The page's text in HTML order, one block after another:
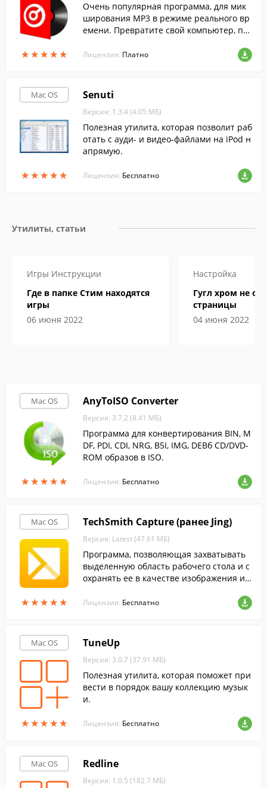
★★★★★
★★★★★
Очень популярная программа, для мик
ширования MP3 в режиме реального вр
емени. Превратите свой компьютер, по
студию.
Лицензия: Платно
Mac OS
★★★★★
★★★★★
Senuti
Версия: 1.3.4 (4.05 МБ)
Полезная утилита, которая позволит раб
отать с ауди- и видео-файлами на iPod н
апрямую.
Лицензия: Бесплатно
Утилиты, статьи
Игры Инструкции
Где в папке Стим находятся
игры
06 июня 2022
Настройка
Гугл хром не
страницы
04 июня 2022
Mac OS
★★★★★
★★★★★
AnyToISO Converter
Версия: 3.7.2 (8.41 МБ)
Программа для конвертирования BIN, M
DF, PDI, CDI, NRG, B5I, IMG, DEBб CD/DVD-
ROM образов в ISO.
Лицензия: Бесплатно
Mac OS
★★★★★
★★★★★
TechSmith Capture (ранее Jing)
Версия: Latest (47.61 МБ)
Программа, позволяющая захватывать
выделенную область рабочего стола и с
охранять ее в качестве изображения ил
Лицензия: Бесплатно
Mac OS
★★★★★
★★★★★
TuneUp
Версия: 3.0.7 (37.91 МБ)
Полезная утилита, которая поможет при
вести в порядок вашу коллекцию музык
и.
Лицензия: Бесплатно
Mac OS Redline
Версия: 1.0.5 (182.7 МБ)